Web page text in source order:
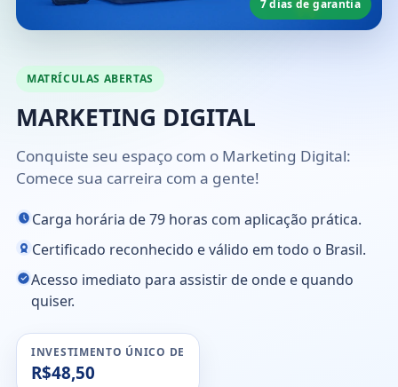
MATRÍCULAS ABERTAS
MARKETING DIGITAL
Conquiste seu espaço com o Marketing Digital:
Comece sua carreira com a gente!
Carga horária de 79 horas com aplicação prática.
Certificado reconhecido e válido em todo o Brasil.
Acesso imediato para assistir de onde e quando
quiser.
INVESTIMENTO ÚNICO DE
R$48,50
7 dias de garantia